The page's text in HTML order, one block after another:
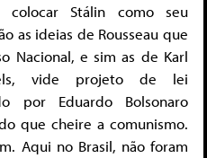
colocar Stálin como seu
as ideias de Rousseau que
Nacional, e sim as de Karl
vide projeto de lei
por Eduardo Bolsonaro
que cheire a comunismo.
Aqui no Brasil, não foram